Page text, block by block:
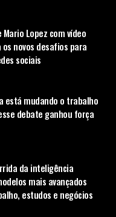
Lopez com vídeo
novos desafios para
sociais
está mudando o trabalho
debate ganhou força
da inteligência
mais avançados
estudos e negócios